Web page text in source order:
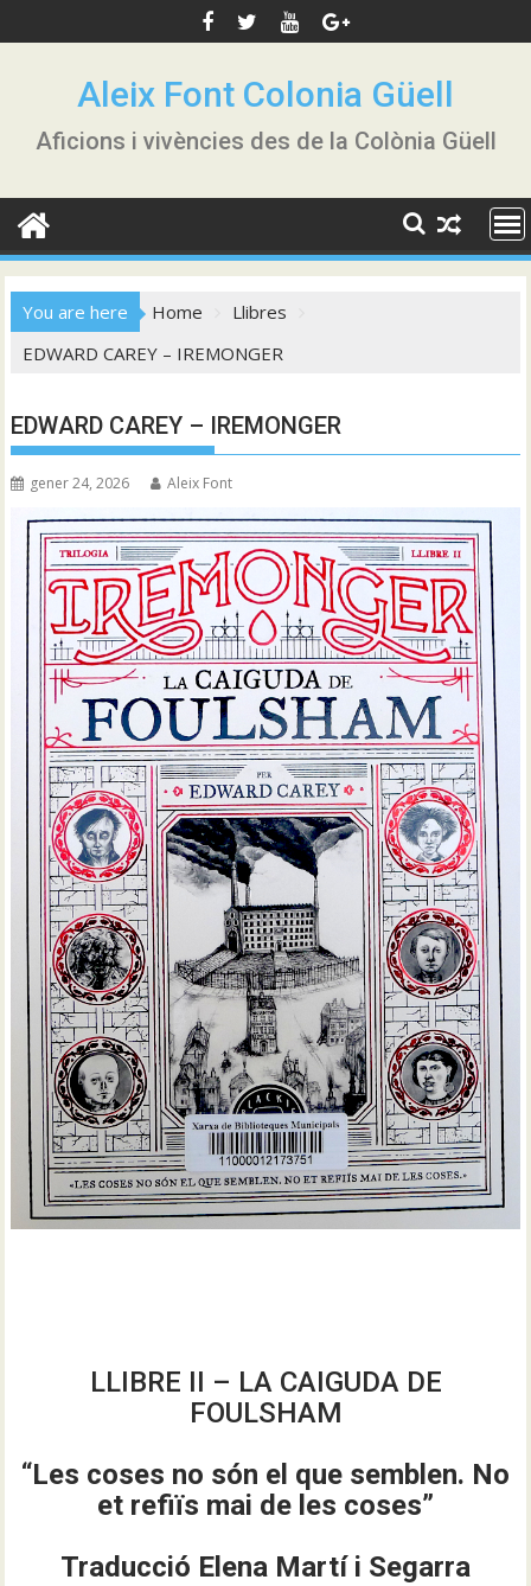
to
Aleix Font Colonia Güell
Aficions i vivències des de la Colònia Güell
You are here Home
Llibres
EDWARD CAREY – IREMONGER
EDWARD CAREY – IREMONGER
gener 24, 2026 Aleix Font
LLIBRE II – LA CAIGUDA DE
FOULSHAM
“Les coses no són el que semblen. No
et refiïs mai de les coses”
Traducció Elena Martí i Segarra